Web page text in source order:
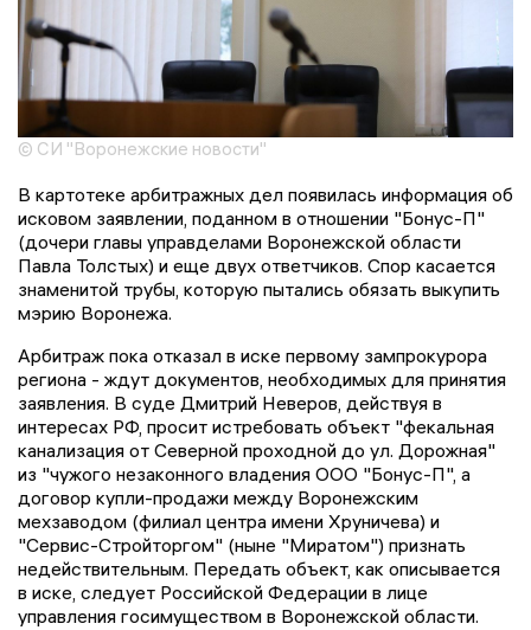
© СИ "Воронежские новости"
В картотеке арбитражных дел появилась информация об
исковом заявлении, поданном в отношении "Бонус-П"
(дочери главы управделами Воронежской области
Павла Толстых) и еще двух ответчиков. Спор касается
знаменитой трубы, которую пытались обязать выкупить
мэрию Воронежа.
Арбитраж пока отказал в иске первому зампрокурора
региона - ждут документов, необходимых для принятия
заявления. В суде Дмитрий Неверов, действуя в
интересах РФ, просит истребовать объект "фекальная
канализация от Северной проходной до ул. Дорожная"
из "чужого незаконного владения ООО "Бонус-П", а
договор купли-продажи между Воронежским
мехзаводом (филиал центра имени Хруничева) и
"Сервис-Стройторгом" (ныне "Миратом") признать
недействительным. Передать объект, как описывается
в иске, следует Российской Федерации в лице
управления госимуществом в Воронежской области.